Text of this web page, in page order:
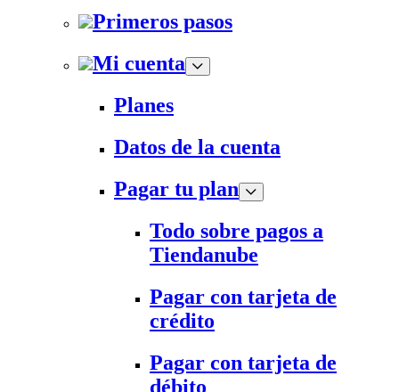
Primeros pasos
Mi cuenta
Planes
Datos de la cuenta
Pagar tu plan
Todo sobre pagos a
Tiendanube
Pagar con tarjeta de
crédito
Pagar con tarjeta de
débito